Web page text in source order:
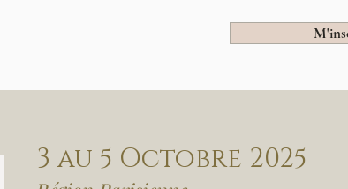
3 au 5 Octobre 2025